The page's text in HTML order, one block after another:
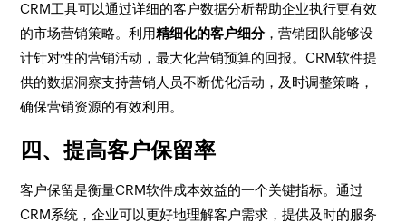
CRM工具可以通过详细的客户数据分析帮助企业执行更有效
的市场营销策略。利用精细化的客户细分，营销团队能够设
计针对性的营销活动，最大化营销预算的回报。CRM软件提
供的数据洞察支持营销人员不断优化活动，及时调整策略，
确保营销资源的有效利用。
四、提高客户保留率
客户保留是衡量CRM软件成本效益的一个关键指标。通过
CRM系统，企业可以更好地理解客户需求，提供及时的服务